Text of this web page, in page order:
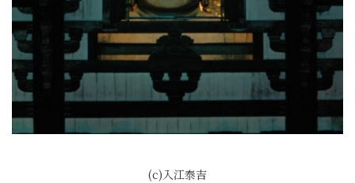
(c)入江泰吉